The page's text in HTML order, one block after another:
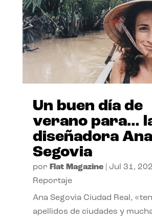
Un buen día de
verano para…
diseñadora Ana
Segovia
por Flat Magazine| Jul 31,
Reportaje
Ana Segovia Ciudad Real,
apellidos de ciudades y